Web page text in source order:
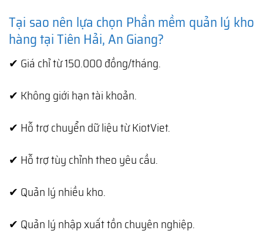
Tại sao nên lựa chọn Phần mềm quản lý kho
hàng tại Tiên Hải, An Giang?
✔ Giá chỉ từ 150.000 đồng/tháng.
✔ Không giới hạn tài khoản.
✔ Hỗ trợ chuyển dữ liệu từ KiotViet.
✔ Hỗ trợ tùy chỉnh theo yêu cầu.
✔ Quản lý nhiều kho.
✔ Quản lý nhập xuất tồn chuyên nghiệp.